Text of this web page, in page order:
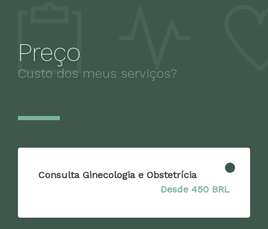
Preço
Custo dos meus serviços?
Consulta Ginecologia e Obstetrícia
Desde 450 BRL